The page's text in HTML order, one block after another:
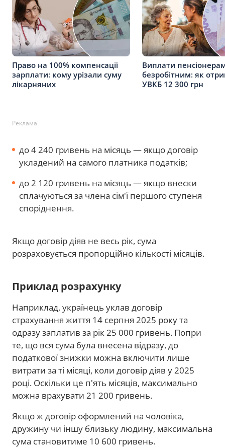
Право на 100% компенсації
зарплати: кому урізали суму
лікарняних
Виплати
безробітним: як
УВКБ 12 300 грн
Реклама
до 4 240 гривень на місяць — якщо договір
укладений на самого платника податків;
до 2 120 гривень на місяць — якщо внески
сплачуються за члена сім'ї першого ступеня
споріднення.
Якщо договір діяв не весь рік, сума
розраховується пропорційно кількості місяців.
Приклад розрахунку
Наприклад, українець уклав договір
страхування життя 14 серпня 2025 року та
одразу заплатив за рік 25 000 гривень. Попри
те, що вся сума була внесена відразу, до
податкової знижки можна включити лише
витрати за ті місяці, коли договір діяв у 2025
році. Оскільки це п'ять місяців, максимально
можна врахувати 21 200 гривень.
Якщо ж договір оформлений на чоловіка,
дружину чи іншу близьку людину, максимальна
сума становитиме 10 600 гривень.